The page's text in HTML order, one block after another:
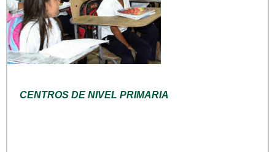
CENTROS DE NIVEL PRIMARIA